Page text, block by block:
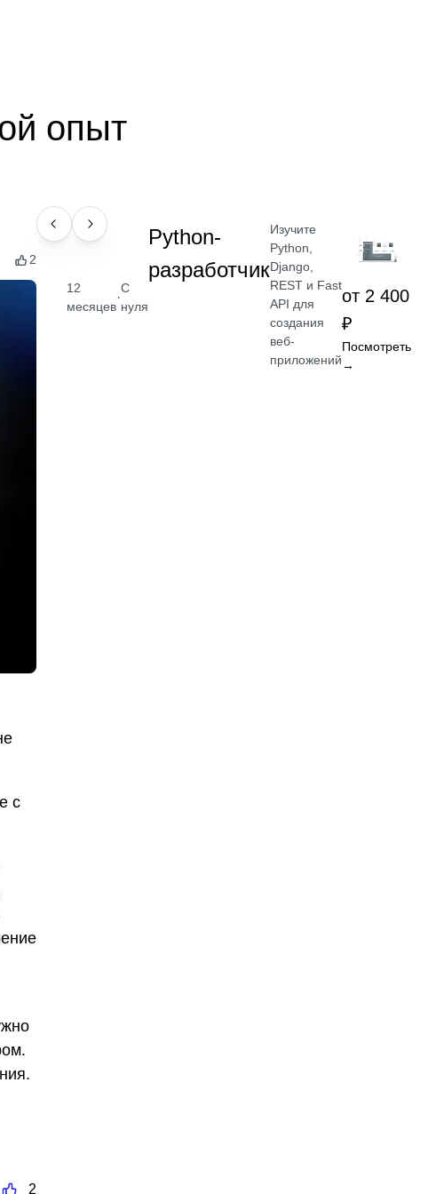
опыт
2
с
2
ПРОФЕССИЯ
12
месяцев
·
С
нуля
Python-
разработчик
Изучите
Python,
Django,
REST и Fast
API для
создания
веб-
приложений
от 2 400
₽
Посмотреть
→